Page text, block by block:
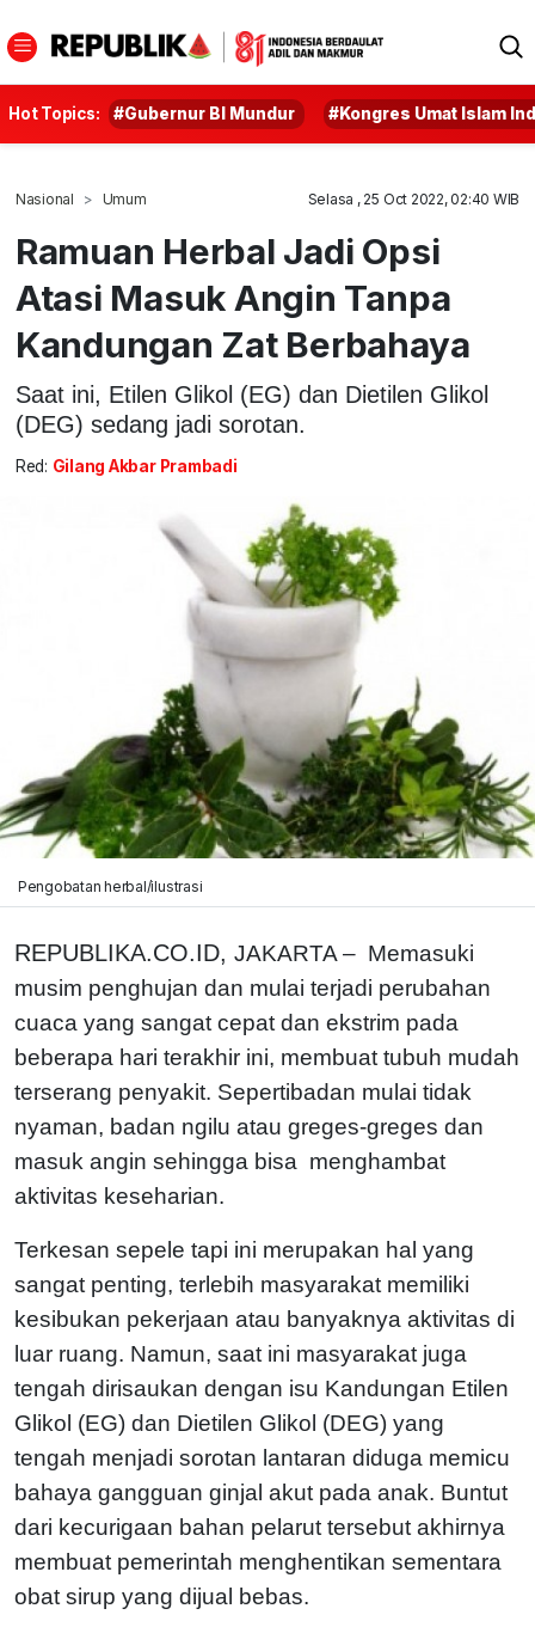
Hot Topics: #Gubernur BI Mundur #Kongres Umat Islam
Nasional Umum Selasa , 25 Oct 2022, 02:40 WIB
Ramuan Herbal Jadi Opsi
Atasi Masuk Angin Tanpa
Kandungan Zat Berbahaya
Saat ini, Etilen Glikol (EG) dan Dietilen Glikol
(DEG) sedang jadi sorotan.
Red: Gilang Akbar Prambadi
Pengobatan herbal/ilustrasi
REPUBLIKA.CO.ID, JAKARTA – Memasuki
musim penghujan dan mulai terjadi perubahan
cuaca yang sangat cepat dan ekstrim pada
beberapa hari terakhir ini, membuat tubuh mudah
terserang penyakit. Sepertibadan mulai tidak
nyaman, badan ngilu atau greges-greges dan
masuk angin sehingga bisa menghambat
aktivitas keseharian.
Terkesan sepele tapi ini merupakan hal yang
sangat penting, terlebih masyarakat memiliki
kesibukan pekerjaan atau banyaknya aktivitas di
luar ruang. Namun, saat ini masyarakat juga
tengah dirisaukan dengan isu Kandungan Etilen
Glikol (EG) dan Dietilen Glikol (DEG) yang
tengah menjadi sorotan lantaran diduga memicu
bahaya gangguan ginjal akut pada anak. Buntut
dari kecurigaan bahan pelarut tersebut akhirnya
membuat pemerintah menghentikan sementara
obat sirup yang dijual bebas.